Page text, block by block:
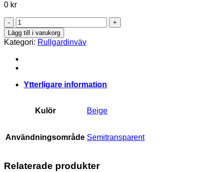
0 kr
Rullgardinsväv
Luna
2323
mängd
Lägg till i varukorg
Kategori: Rullgardinväv
Ytterligare information
Kulör Beige
Användningsområde Semitransparent
Relaterade produkter